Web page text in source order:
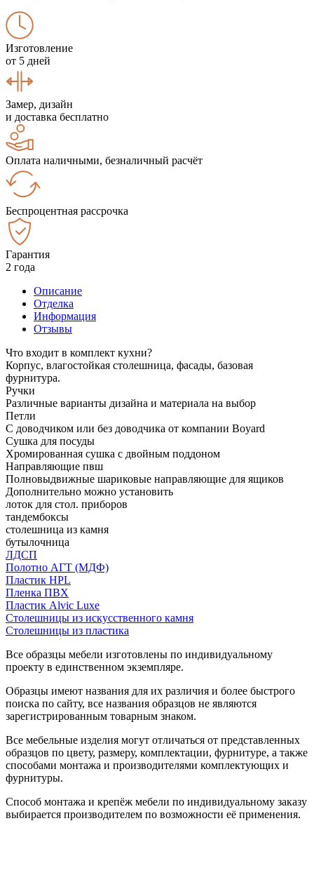
Изготовление
от 5 дней
Замер, дизайн
и доставка бесплатно
Оплата наличными, безналичный расчёт
Беспроцентная рассрочка
Гарантия
2 года
Описание
Отделка
Информация
Отзывы
Что входит в комплект кухни?
Корпус, влагостойкая столешница, фасады, базовая
фурнитура.
Ручки
Различные варианты дизайна и материала на выбор
Петли
С доводчиком или без доводчика от компании Boyard
Сушка для посуды
Хромированная сушка с двойным поддоном
Направляющие пвш
Полновыдвижные шариковые направляющие для ящиков
Дополнительно можно установить
лоток для стол. приборов
тандембоксы
столешница из камня
бутылочница
ЛДСП
Полотно АГТ (МДФ)
Пластик HPL
Пленка ПВХ
Пластик Alvic Luxe
Столешницы из искусственного камня
Столешницы из пластика
Все образцы мебели изготовлены по индивидуальному
проекту в единственном экземпляре.
Образцы имеют названия для их различия и более быстрого
поиска по сайту, все названия образцов не являются
зарегистрированным товарным знаком.
Все мебельные изделия могут отличаться от представленных
образцов по цвету, размеру, комплектации, фурнитуре, а также
способами монтажа и производителями комплектующих и
фурнитуры.
Способ монтажа и крепёж мебели по индивидуальному заказу
выбирается производителем по возможности её применения.